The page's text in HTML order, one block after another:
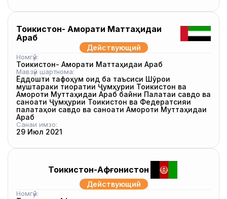
Тоҷикистон- Аморати Маттаҳидаи
Араб
Действующий
Номгӯй:
Тоҷикистон- Аморати Маттаҳидаи Араб
Мавзӯи шартнома:
Ёддошти тафоҳум оид ба таъсиси Шӯрои
муштараки тиҷоратии Ҷумҳурии Тоҷикистон ва
Амороти Муттаҳидаи Араб байни Палатаи савдо ва
саноати Ҷумҳурии Тоҷикистон ва Федератсияи
палатаҳои савдо ва саноати Амороти Муттаҳидаи
Араб
Санаи имзо:
29 Июл 2021
Тоҷикистон-Афғонистон
Действующий
Номгӯй: